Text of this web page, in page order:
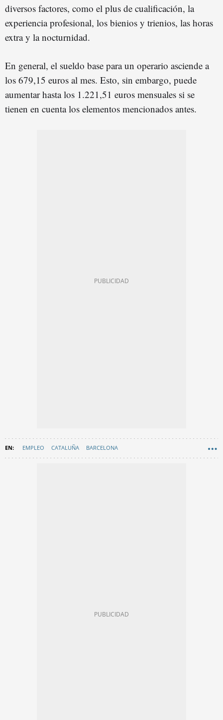
diversos factores, como el plus de cualificación, la
experiencia profesional, los bienios y trienios, las horas
extra y la nocturnidad.
En general, el sueldo base para un operario asciende a
los 679,15 euros al mes. Esto, sin embargo, puede
aumentar hasta los 1.221,51 euros mensuales si se
tienen en cuenta los elementos mencionados antes.
EMPLEO CATALUÑA BARCELONA